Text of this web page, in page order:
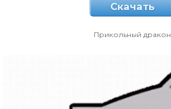
Скачать
Прикольный дракон